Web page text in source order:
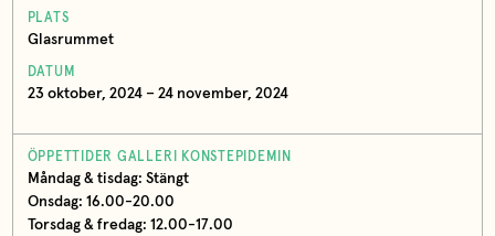
PLATS
Glasrummet
DATUM
23 oktober, 2024 – 24 november, 2024
ÖPPETTIDER GALLERI KONSTEPIDEMIN
Måndag & tisdag: Stängt
Onsdag: 16.00-20.00
Torsdag & fredag: 12.00-17.00